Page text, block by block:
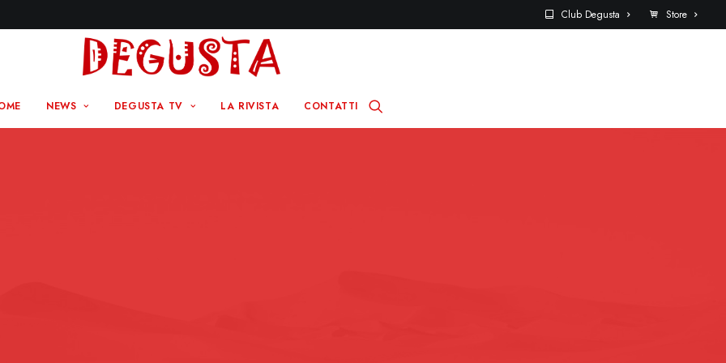
Club Degusta Store
NEWS DEGUSTA TV LA RIVISTA CONTATTI